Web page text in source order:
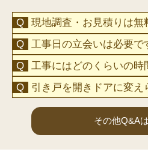
現地調査・お見積りは無
工事日の立会いは必要で
工事にはどのくらいの時
引き戸を開きドアに変え
その他Q&A